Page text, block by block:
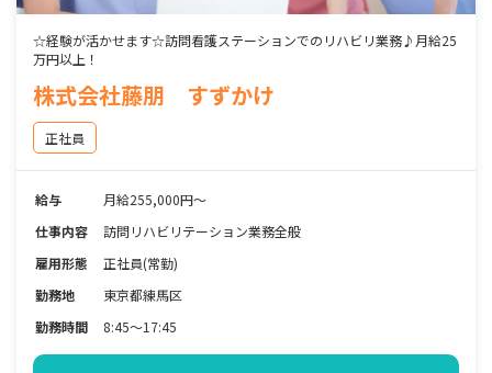
☆経験が活かせます☆訪問看護ステーションでのリハビリ業務♪月給25
万円以上！
株式会社藤朋 すずかけ
正社員
給与
月給255,000円～
仕事内容
訪問リハビリテーション業務全般
雇用形態
正社員(常勤)
勤務地
東京都練馬区
勤務時間
8:45～17:45